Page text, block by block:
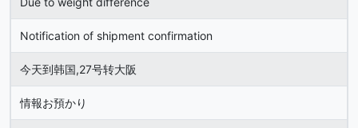
Notification of shipment confirmation
今天到韩国,27号转大阪
情報お預かり